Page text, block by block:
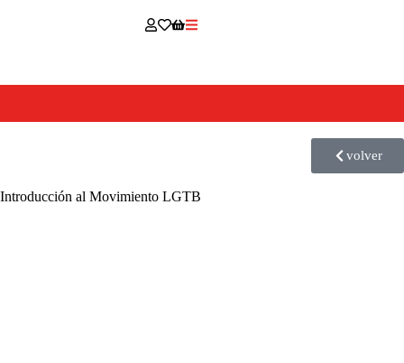
volver
Introducción al Movimiento LGTB